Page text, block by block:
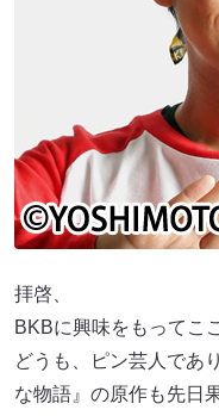
拝啓、
BKBに興味をもってこ
どうも、ピン芸人であ
な物語』の原作も先日